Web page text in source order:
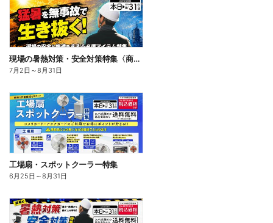
現場の暑熱対策・安全対策特集〈商品一例〉
7月2日 ～8月31日
工場扇・スポットクーラー特集
6月25日 ～8月31日